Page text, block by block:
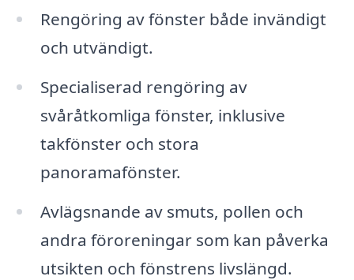
Rengöring av fönster både invändigt
och utvändigt.
Specialiserad rengöring av
svåråtkomliga fönster, inklusive
takfönster och stora
panoramafönster.
Avlägsnande av smuts, pollen och
andra föroreningar som kan påverka
utsikten och fönstrens livslängd.